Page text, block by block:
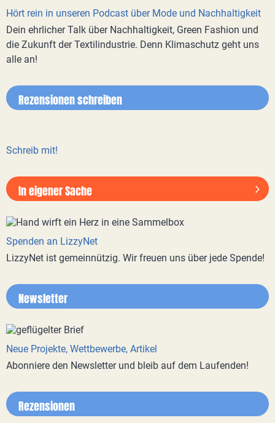
Hört rein in unseren Podcast über Mode und Nachhaltigkeit
Dein ehrlicher Talk über Nachhaltigkeit, Green Fashion und
die Zukunft der Textilindustrie. Denn Klimaschutz geht uns
alle an!
Rezensionen schreiben
Schreib mit!
In eigener Sache
Spenden an LizzyNet
LizzyNet ist gemeinnützig. Wir freuen uns über jede Spende!
Newsletter
Neue Projekte, Wettbewerbe, Artikel
Abonniere den Newsletter und bleib auf dem Laufenden!
Rezensionen